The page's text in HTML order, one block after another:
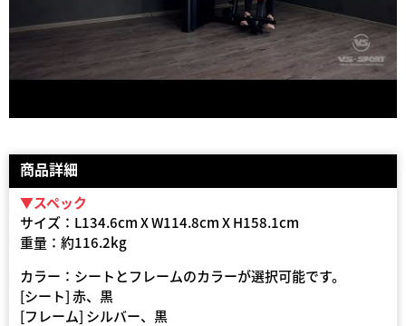
商品詳細
▼スペック
サイズ：L134.6cm X W114.8cm X H158.1cm
重量：約116.2kg
カラー：シートとフレームのカラーが選択可能です。
[シート] 赤、黒
[フレーム] シルバー、黒